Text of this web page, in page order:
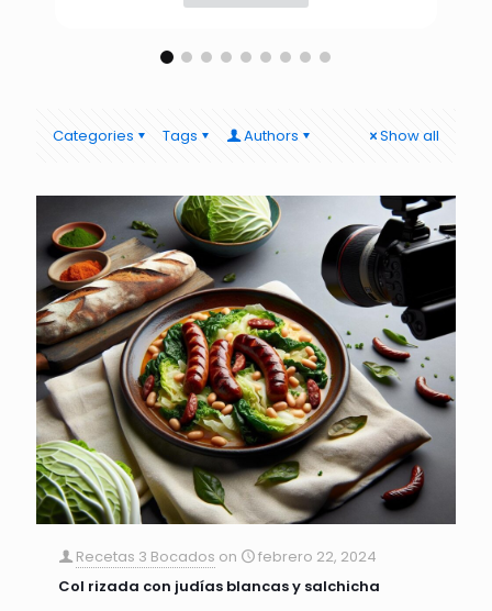
Categories Tags Authors Show all
Recetas 3 Bocados on
febrero 22, 2024
Col rizada con judías blancas y salchicha